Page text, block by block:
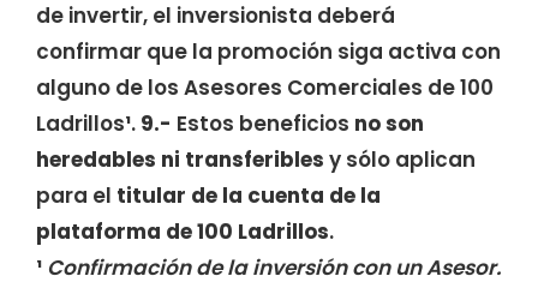
de invertir, el inversionista deberá
confirmar que la promoción siga activa con
alguno de los Asesores Comerciales de 100
Ladrillos¹. 9.- Estos beneficios no son
heredables ni transferibles y sólo aplican
para el titular de la cuenta de la
plataforma de 100 Ladrillos.
¹ Confirmación de la inversión con un Asesor.